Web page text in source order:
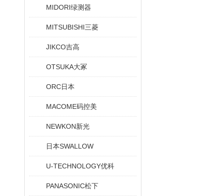
MIDORI绿测器
MITSUBISHI三菱
JIKCO吉高
OTSUKA大冢
ORC日本
MACOME码控美
NEWKON新光
日本SWALLOW
U-TECHNOLOGY优科
PANASONIC松下